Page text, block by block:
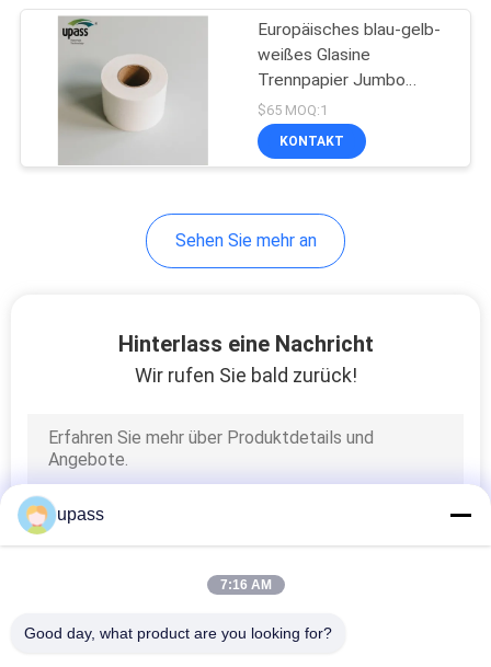
metallisierter
Haustierfilm
Lamellierte
Polyäthylen-mit
hoher Dichte Film
Europäisches blau-gelb-
weißes Glasine
Trennpapier Jumbo
Rollen 40 g/m²-60 g/m²
Silikonbeschichtetes
fettbeständiges Liner
$65 MOQ:1
KONTAKT
Sehen Sie mehr an
Hinterlass eine Nachricht
Wir rufen Sie bald zurück!
upass
7:16 AM
Good day, what product are you looking for?